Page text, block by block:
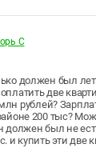
С
должен был лет
две
рублей?
200 тыс?
должен был не
и купить эти две